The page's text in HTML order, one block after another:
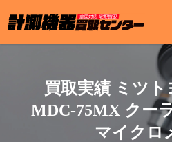
買取実績 ミツト
MDC-75MX クー
マイクロ